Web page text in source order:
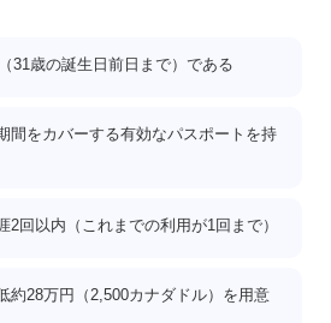
31歳の誕生日前日まで）である
間をカバーする有効なパスポートを持
2回以内（これまでの利用が1回まで）
約28万円（2,500カナダドル）を用意